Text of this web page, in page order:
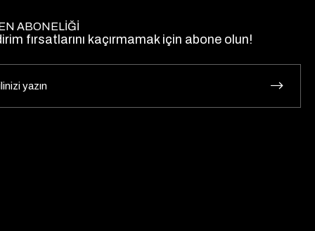
ABONELİĞİ
fırsatlarını kaçırmamak için abone olun!